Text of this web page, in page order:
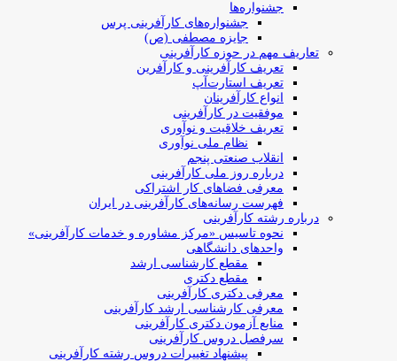
جشنواره‌ها
جشنواره‌های کارآفرینی‌ پرس
جایزه مصطفی (ص)
تعاریف مهم در حوزه کارآفرینی
تعریف کارآفرینی و کارآفرین
تعریف استارت‌آپ
انواع کارآفرینان
موفقیت در کارآفرینی
تعریف خلاقیت و نوآوری
نظام ملی نوآوری
انقلاب صنعتی پنجم
درباره روز ملی کارآفرینی
معرفی فضاهای کار اشتراکی
فهرست رسانه‌های کارآفرینی در ایران
درباره رشته کارآفرینی
نحوه تاسیس «مرکز مشاوره و خدمات کارآفرینی»
واحدهای دانشگاهی
مقطع کارشناسی ارشد
مقطع دکتری
معرفی دکتری کارآفرینی
معرفی کارشناسی ارشد کارآفرینی
منابع آزمون دکتری کارآفرینی
سرفصل دروس کارآفرینی
پیشنهاد تغییرات دروس رشته کارآفرینی